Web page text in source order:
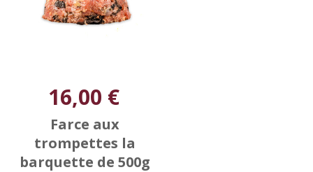
16,00 €
Farce aux
trompettes la
barquette de 500g